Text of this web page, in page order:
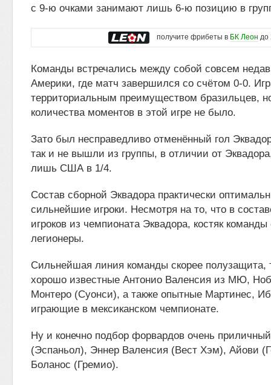
с 9-ю очками занимают лишь 6-ю позицию в
получите фрибеты в БК Леон до
Команды встречались между собой совсем
Америки, где матч завершился со счётом 0-0.
территориальным преимуществом бразильцев,
количества моментов в этой игре не было.
Зато был несправедливо отменённый гол
так и не вышли из группы, в отличии от
лишь США в 1/4.
Состав сборной Эквадора практически
сильнейшие игроки. Несмотря на то, что в
игроков из чемпионата Эквадора, костяк
легионеры.
Сильнейшая линия команды скорее полузащита,
хорошо известные Антонио Валенсия из МЮ,
Монтеро (Суонси), а также опытные Мартинес,
играющие в мексиканском чемпионате.
Ну и конечно подбор форвардов очень
(Эспаньол), Эннер Валенсия (Вест Хэм), Айови
Боланос (Гремио).